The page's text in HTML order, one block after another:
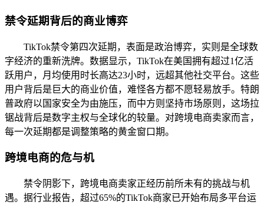
禁令延期背后的商业博弈
TikTok禁令第四次延期，表面是政治博弈，实则是全球数
字经济的重新洗牌。数据显示，TikTok在美国拥有超过1亿活
跃用户，月均使用时长高达23小时，远超其他社交平台。这些
用户背后是巨大的商业价值，难怪各方都不愿轻易放手。特朗
普政府以国家安全为由施压，而中方则坚持市场原则，这场拉
锯战背后是数字主权与全球化的较量。对跨境电商卖家而言，
每一次延期都是调整策略的黄金窗口期。
跨境电商的危与机
禁令阴影下，跨境电商卖家正经历前所未有的挑战与机
遇。据行业报告，超过65%的TikTok商家已开始布局多平台运